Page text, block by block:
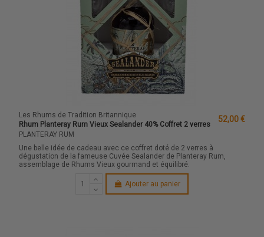
Les Rhums de Tradition Britannique
Rhum Planteray Rum Vieux Sealander 40% Coffret 2 verres
PLANTERAY RUM
52,00 €
Une belle idée de cadeau avec ce coffret doté de 2 verres à
dégustation de la fameuse Cuvée Sealander de Planteray Rum,
assemblage de Rhums Vieux gourmand et équilibré.
Ajouter au panier